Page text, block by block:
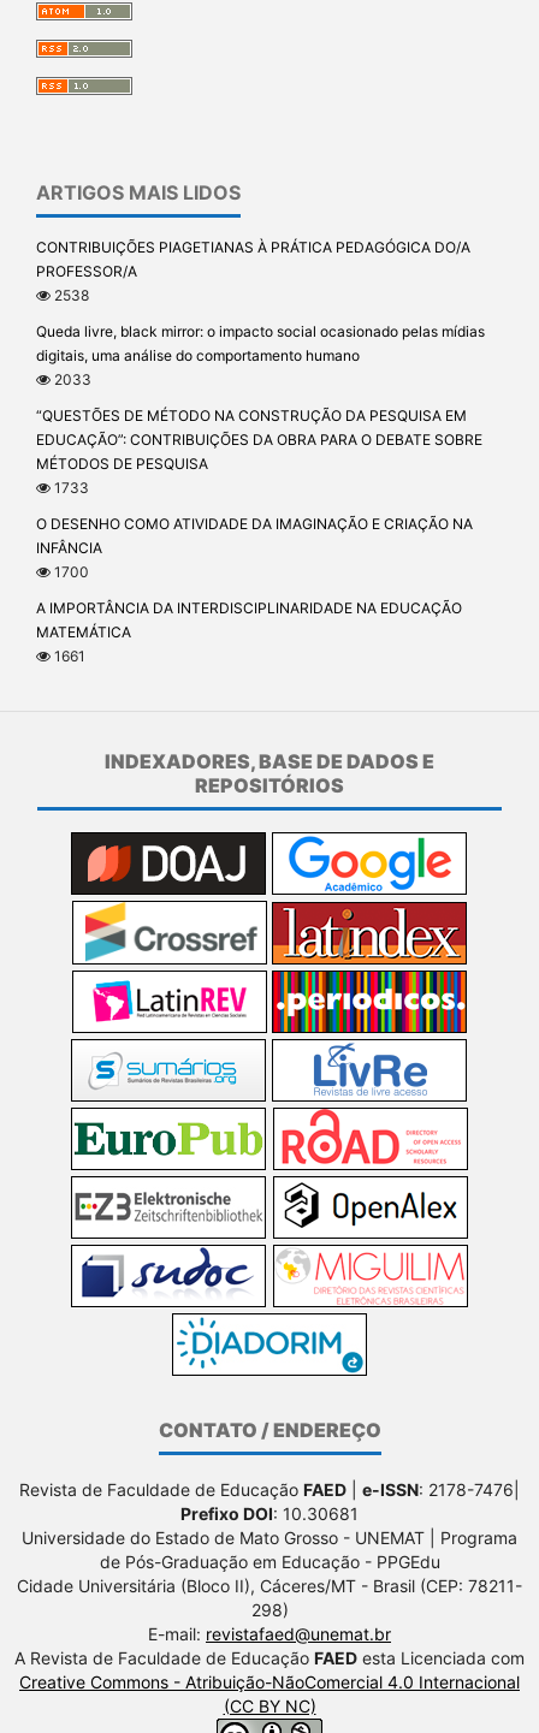
ARTIGOS MAIS LIDOS
CONTRIBUIÇÕES PIAGETIANAS À PRÁTICA PEDAGÓGICA DO/A
PROFESSOR/A
2538
Queda livre, black mirror: o impacto social ocasionado pelas mídias
digitais, uma análise do comportamento humano
2033
“QUESTÕES DE MÉTODO NA CONSTRUÇÃO DA PESQUISA EM
EDUCAÇÃO”: CONTRIBUIÇÕES DA OBRA PARA O DEBATE SOBRE
MÉTODOS DE PESQUISA
1733
O DESENHO COMO ATIVIDADE DA IMAGINAÇÃO E CRIAÇÃO NA
INFÂNCIA
1700
A IMPORTÂNCIA DA INTERDISCIPLINARIDADE NA EDUCAÇÃO
MATEMÁTICA
1661
INDEXADORES, BASE DE DADOS E
REPOSITÓRIOS
CONTATO / ENDEREÇO
Revista de Faculdade de Educação FAED e-ISSN: 2178-7476|
Prefixo DOI: 10.30681
Universidade do Estado de Mato Grosso - UNEMAT | Programa
de Pós-Graduação em Educação - PPGEdu
Cidade Universitária (Bloco II), Cáceres/MT - Brasil (CEP: 78211-
298)
E-mail: revistafaed@unemat.br
A Revista de Faculdade de Educação FAED esta Licenciada com
Creative Commons - Atribuição-NãoComercial 4.0 Internacional
(CC BY NC)